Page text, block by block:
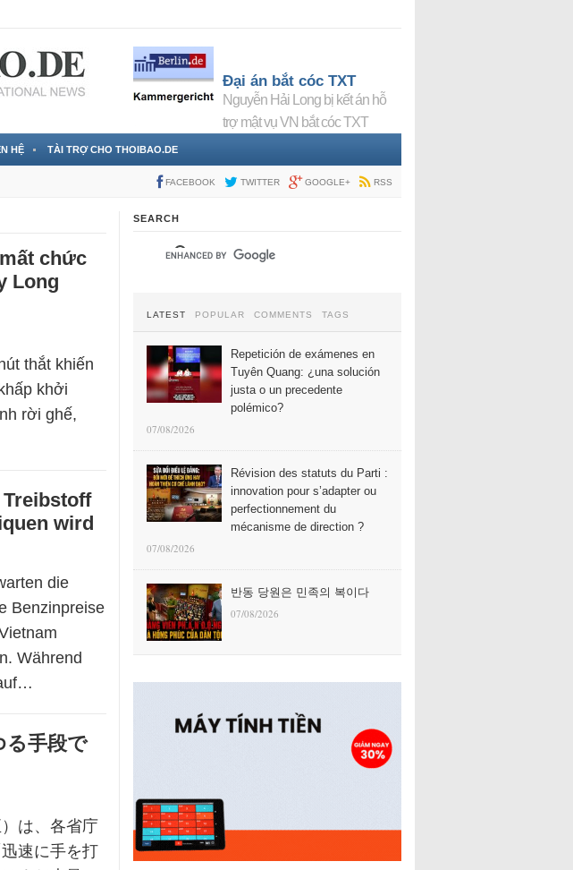
Đại án bắt cóc TXT
Nguyễn Hải Long bị kết án hỗ
trợ mật vụ VN bắt cóc TXT
HỆ TÀI TRỢ CHO THOIBAO.DE
FACEBOOK TWITTER GOOGLE+ RSS
chức
Long
thắt khiến
khởi
rời ghế,
wird
die
Benzinpreise
Während
る手段で
は、各省庁
速に手を打
SEARCH
LATEST POPULAR COMMENTS TAGS
Repetición de exámenes en
Tuyên Quang: ¿una solución
justa o un precedente
polémico?
07/08/2026
Révision des statuts du Parti :
innovation pour s’adapter ou
perfectionnement du
mécanisme de direction ?
07/08/2026
반동 당원은 민족의 복이다
07/08/2026